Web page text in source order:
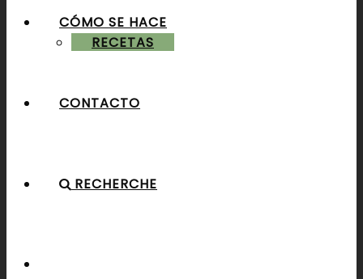
RECETAS
CÓMO SE HACE
CONTACTO
RECHERCHE